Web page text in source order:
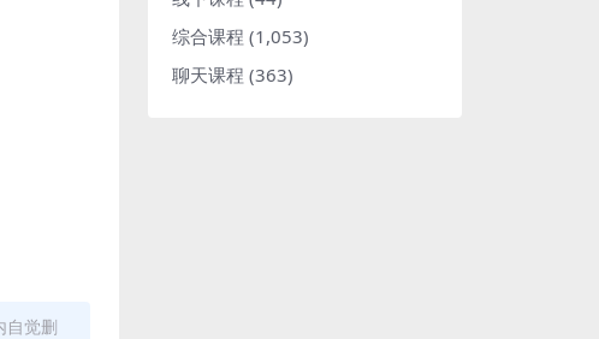
自觉删
综合课程 (1,053)
聊天课程 (363)